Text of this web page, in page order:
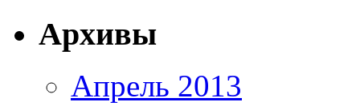
Архивы
Апрель 2013